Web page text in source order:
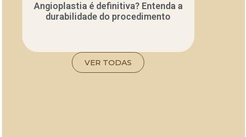
Angioplastia é definitiva? Entenda a
durabilidade do procedimento
VER TODAS